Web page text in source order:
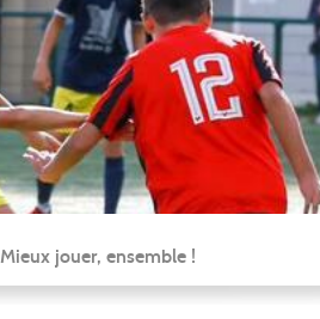
Mieux jouer, ensemble !